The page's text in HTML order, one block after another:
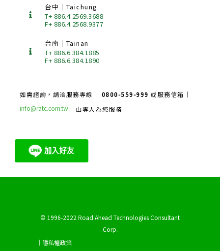
台中｜Taichung
T+ 886.4.2569.3688
F+ 886.4.2568.9377
台南｜Tainan
T+ 886.6.384.1885
F+ 886.6.384.1890
如需諮詢，請洽服務專線｜ 0800-559-999 或服務信箱｜
info@ratc.com.tw
由專人為您服務
© 1996-2022 Road Ahead Technologies Consultant
Corp.
｜隱私權政策